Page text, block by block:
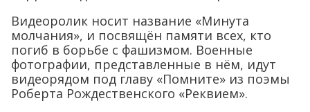
Видеоролик носит название «Минута
молчания», и посвящён памяти всех, кто
погиб в борьбе с фашизмом. Военные
фотографии, представленные в нём, идут
видеорядом под главу «Помните» из поэмы
Роберта Рождественского «Реквием».